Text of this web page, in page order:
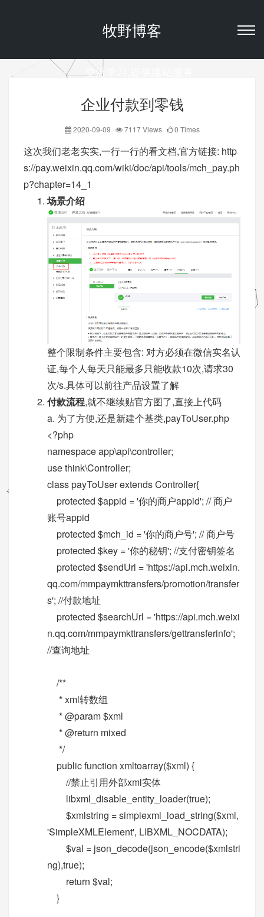
牧野博客
交流学习,提供建站服务
企业付款到零钱
2020-09-09 7117 Views 0 Times
这次我们老老实实,一行一行的看文档,官方链接: http
s://pay.weixin.qq.com/wiki/doc/api/tools/mch_pay.ph
p?chapter=14_1
场景介绍
整个限制条件主要包含: 对方必须在微信实名认
证,每个人每天只能最多只能收款10次,请求30
次/s.具体可以前往产品设置了解
付款流程,就不继续贴官方图了,直接上代码
a. 为了方便,还是新建个基类,payToUser.php
<?php
namespace app\api\controller;
use think\Controller;
class payToUser extends Controller{
protected $appid = '你的商户appid'; // 商户
账号appid
protected $mch_id = '你的商户号'; // 商户号
protected $key = '你的秘钥'; //支付密钥签名
protected $sendUrl = 'https://api.mch.weixin.
qq.com/mmpaymkttransfers/promotion/transfer
s'; //付款地址
protected $searchUrl = 'https://api.mch.weixi
n.qq.com/mmpaymkttransfers/gettransferinfo';
//查询地址
/**
* xml转数组
* @param $xml
* @return mixed
*/
public function xmltoarray($xml) {
//禁止引用外部xml实体
libxml_disable_entity_loader(true);
$xmlstring = simplexml_load_string($xml,
'SimpleXMLElement', LIBXML_NOCDATA);
$val = json_decode(json_encode($xmlstri
ng),true);
return $val;
}